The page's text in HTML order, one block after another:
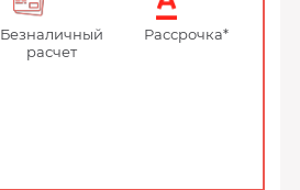
Безналичный
расчет
Рассрочка*